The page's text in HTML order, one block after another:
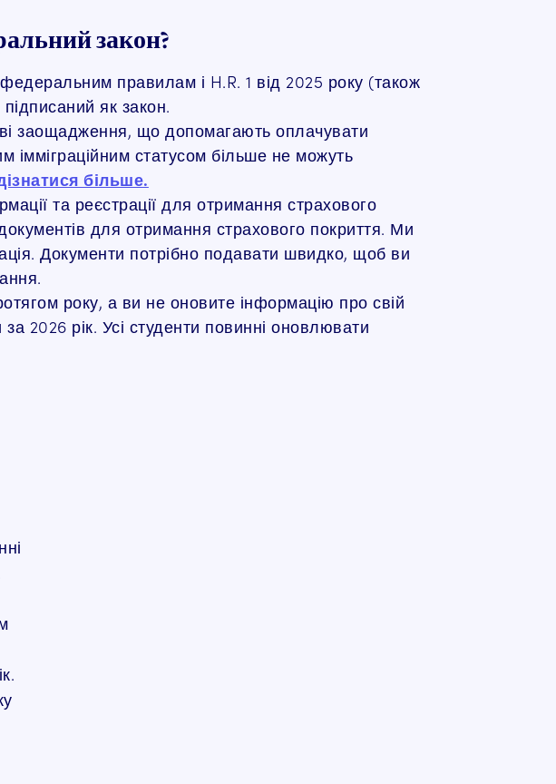
закон?
правилам і H.R. 1 від 2025 року (також
як закон.
заощадження, що допомагають оплачувати
статусом більше не можуть
більше.
та реєстрації для отримання страхового
для отримання страхового покриття. Ми
Документи потрібно подавати швидко, щоб ви
року, а ви не оновите інформацію про свій
2026 рік. Усі студенти повинні оновлювати